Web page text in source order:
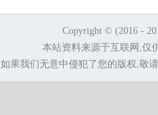
Copyright © (2016 -
本站资料来源于互联网,仅
如果我们无意中侵犯了您的版权,敬